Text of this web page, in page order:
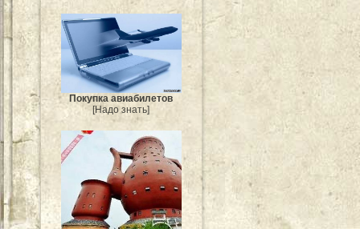
Покупка авиабилетов
[Надо знать]